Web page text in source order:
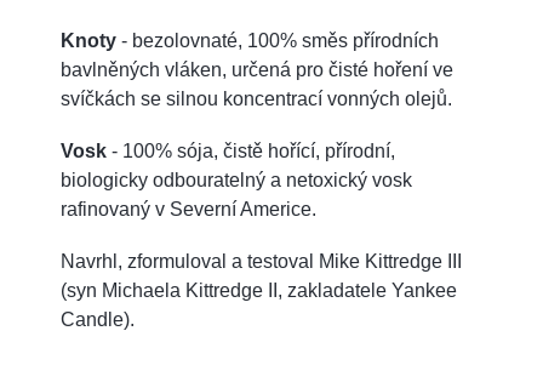
Knoty - bezolovnaté, 100% směs přírodních
bavlněných vláken, určená pro čisté hoření ve
svíčkách se silnou koncentrací vonných olejů.
Vosk - 100% sója, čistě hořící, přírodní,
biologicky odbouratelný a netoxický vosk
rafinovaný v Severní Americe.
Navrhl, zformuloval a testoval Mike Kittredge III
(syn Michaela Kittredge II, zakladatele Yankee
Candle).